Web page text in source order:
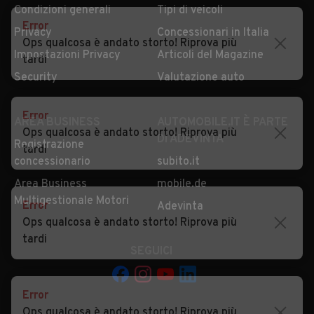
Condizioni generali
Privacy
Impostazioni Privacy
Security
Tipi di veicoli
Concessionari in Italia
Articoli del Magazine
Valutazione auto
AREA BUSINESS
Registrazione
concessionario
Area Business
Multigestionale Motori
DI ADEVINTA
subito.it
mobile.de
Adevinta
Error
Ops qualcosa è andato storto! Riprova più
tardi
Error
Ops qualcosa è andato storto! Riprova più
tardi
Error
Ops qualcosa è andato storto! Riprova più
tardi
Error